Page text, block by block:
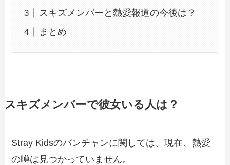
スキズメンバーと熱愛報道の今後は？
まとめ
スキズメンバーで彼女いる人は？
Stray Kidsのバンチャンに関しては、現在、熱愛
の噂は見つかっていません。